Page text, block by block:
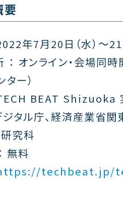
要
年7月20日（水）〜21
オンライン・会場同時
ー）
BEAT Shizuoka
タル庁、経済産業省
究科
無料
techbeat.jp/